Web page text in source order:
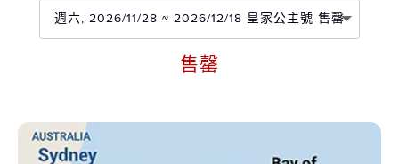
週六, 2026/11/28 ~ 2026/12/18 皇家公主號 售罄
售罄